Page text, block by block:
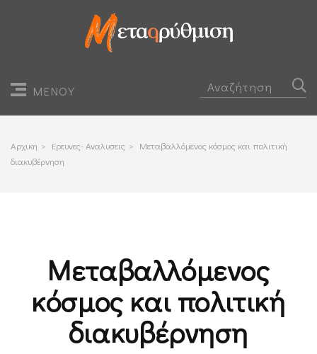
ΜΕΝΟΥ
Αρχικη > Ερευνες- Αναλυσεις > Μεταβαλλόμενος κόσμος και πολιτική
διακυβέρνηση
Μεταβαλλόμενος
κόσμος και πολιτική
διακυβέρνηση